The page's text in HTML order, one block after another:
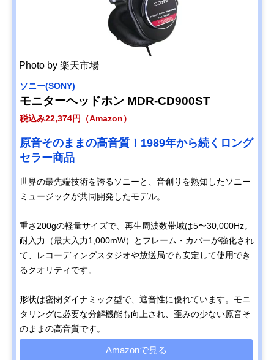
Photo by 楽天市場
ソニー(SONY)
モニターヘッドホン MDR-CD900ST
税込み22,374円（Amazon）
原音そのままの高音質！1989年から続くロング
セラー商品
世界の最先端技術を誇るソニーと、音創りを熟知したソニー
ミュージックが共同開発したモデル。
重さ200gの軽量サイズで、再生周波数帯域は5〜30,000Hz。
耐入力（最大入力1,000mW）とフレーム・カバーが強化され
て、レコーディングスタジオや放送局でも安定して使用でき
るクオリティです。
形状は密閉ダイナミック型で、遮音性に優れています。モニ
タリングに必要な分解機能も向上され、歪みの少ない原音そ
のままの高音質です。
Amazonで見る